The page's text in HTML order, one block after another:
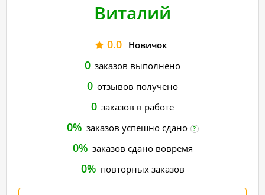
Виталий
0.0 Новичок
0 заказов выполнено
0 отзывов получено
0 заказов в работе
0% заказов успешно сдано ?
0% заказов сдано вовремя
0% повторных заказов